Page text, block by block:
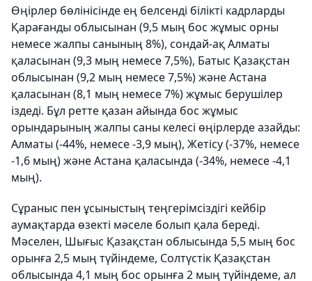
Өңірлер бөлінісінде ең белсенді білікті кадрларды
Қарағанды облысынан (9,5 мың бос жұмыс орны
немесе жалпы санының 8%), сондай-ақ Алматы
қаласынан (9,3 мың немесе 7,5%), Батыс Қазақстан
облысынан (9,2 мың немесе 7,5%) және Астана
қаласынан (8,1 мың немесе 7%) жұмыс берушілер
іздеді. Бұл ретте қазан айында бос жұмыс
орындарының жалпы саны келесі өңірлерде азайды:
Алматы (-44%, немесе -3,9 мың), Жетісу (-37%, немесе
-1,6 мың) және Астана қаласында (-34%, немесе -4,1
мың).
Сұраныс пен ұсыныстың теңгерімсіздігі кейбір
аумақтарда өзекті мәселе болып қала береді.
Мәселен, Шығыс Қазақстан облысында 5,5 мың бос
орынға 2,5 мың түйіндеме, Солтүстік Қазақстан
облысында 4,1 мың бос орынға 2 мың түйіндеме, ал